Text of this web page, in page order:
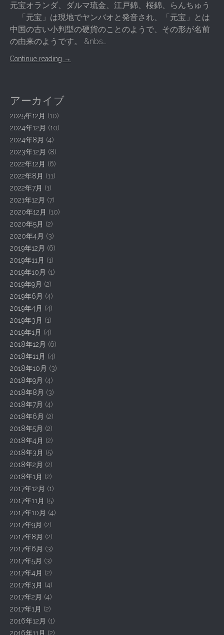
元宝オランダ、ダルマ琉金、江戸錦、桜錦、らんちゅう
「元宝」は現地でヤンバオと発音され、「元宝」とは
中国の古い小判型の硬貨のことのようで、その形が名前
の由来のようです。 &nbs…
Continue reading →
アーカイブ
2025年12月 (10)
2024年12月 (10)
2024年8月 (4)
2023年12月 (8)
2022年12月 (6)
2022年8月 (11)
2022年7月 (1)
2021年12月 (7)
2020年12月 (10)
2020年5月 (2)
2020年4月 (3)
2019年12月 (6)
2019年11月 (1)
2019年10月 (1)
2019年9月 (2)
2019年6月 (4)
2019年4月 (4)
2019年3月 (1)
2019年1月 (4)
2018年12月 (6)
2018年11月 (4)
2018年10月 (3)
2018年9月 (4)
2018年8月 (3)
2018年7月 (4)
2018年6月 (2)
2018年5月 (2)
2018年4月 (2)
2018年3月 (5)
2018年2月 (2)
2018年1月 (2)
2017年12月 (1)
2017年11月 (5)
2017年10月 (4)
2017年9月 (2)
2017年8月 (2)
2017年6月 (3)
2017年5月 (3)
2017年4月 (2)
2017年3月 (4)
2017年2月 (4)
2017年1月 (2)
2016年12月 (1)
2016年11月 (2)